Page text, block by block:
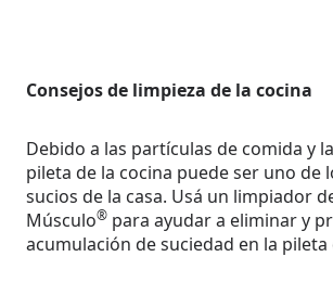
Consejos de limpieza de la cocina
Debido a las partículas de comida y
pileta de la cocina puede ser uno de
sucios de la casa. Usá un limpiador
Músculo® para ayudar a eliminar y
acumulación de suciedad en la pileta